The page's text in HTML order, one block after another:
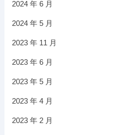
2024 年 6 月
2024 年 5 月
2023 年 11 月
2023 年 6 月
2023 年 5 月
2023 年 4 月
2023 年 2 月